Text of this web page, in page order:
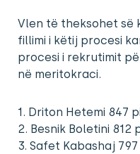
Vlen të theksohet së
fillimi i këtij procesi
procesi i rekrutimit
në meritokraci.
1. Driton Hetemi 847
2. Besnik Boletini 812
3. Safet Kabashaj